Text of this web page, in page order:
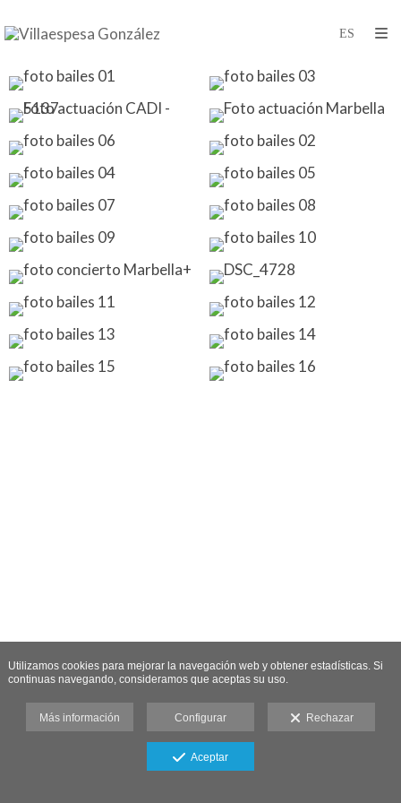
Utilizamos cookies para mejorar la navegación web y obtener estadísticas. Si
continuas navegando, consideramos que aceptas su uso.
Más información Configurar Rechazar
Aceptar